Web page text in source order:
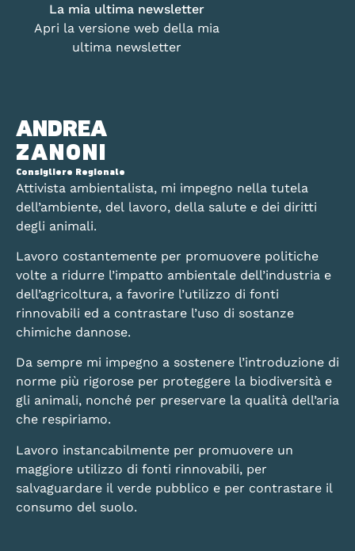
ANDREA
ZANONI
Consigliere Regionale
Attivista ambientalista, mi impegno nella tutela
dell’ambiente, del lavoro, della salute e dei diritti
degli animali.
Lavoro costantemente per promuovere politiche
volte a ridurre l’impatto ambientale dell’industria e
dell’agricoltura, a favorire l’utilizzo di fonti
rinnovabili ed a contrastare l’uso di sostanze
chimiche dannose.
Da sempre mi impegno a sostenere l’introduzione di
norme più rigorose per proteggere la biodiversità e
gli animali, nonché per preservare la qualità dell’aria
che respiriamo.
Lavoro instancabilmente per promuovere un
maggiore utilizzo di fonti rinnovabili, per
salvaguardare il verde pubblico e per contrastare il
consumo del suolo.
La mia ultima newsletter
Apri la versione web della mia
ultima newsletter